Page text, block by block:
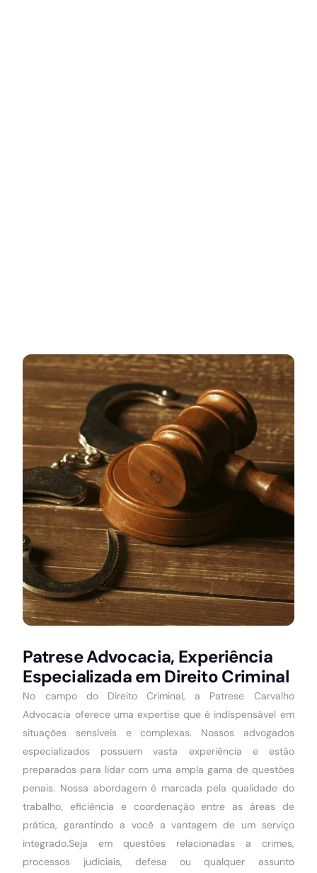
Patrese Advocacia, Experiência
Especializada em Direito Criminal
No campo do Direito Criminal, a Patrese Carvalho
Advocacia oferece uma expertise que é indispensável em
situações sensíveis e complexas. Nossos advogados
especializados possuem vasta experiência e estão
preparados para lidar com uma ampla gama de questões
penais. Nossa abordagem é marcada pela qualidade do
trabalho, eficiência e coordenação entre as áreas de
prática, garantindo a você a vantagem de um serviço
integrado.Seja em questões relacionadas a crimes,
processos judiciais, defesa ou qualquer assunto